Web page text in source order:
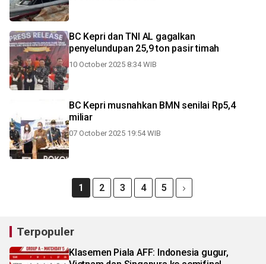
BC Kepri dan TNI AL gagalkan
penyelundupan 25,9 ton pasir timah
10 October 2025 8:34 WIB
BC Kepri musnahkan BMN senilai Rp5,4
miliar
07 October 2025 19:54 WIB
1 2 3 4 5
Terpopuler
Klasemen Piala AFF: Indonesia gugur,